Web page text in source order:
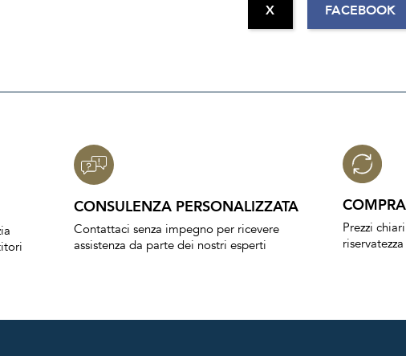
X FACEBOOK
CONSULENZA PERSONALIZZATA
Contattaci senza impegno per ricevere
assistenza da parte dei nostri esperti
Prezzi
riservatezza